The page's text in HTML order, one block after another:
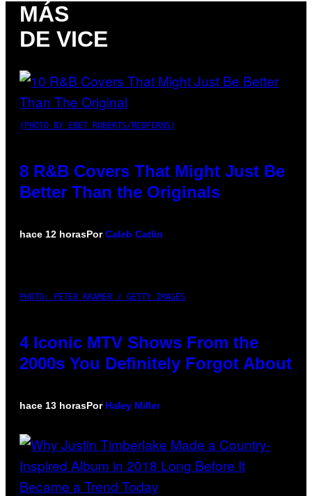
MÁS
DE VICE
(PHOTO BY EBET ROBERTS/REDFERNS)
8 R&B Covers That Might Just Be
Better Than the Originals
hace 12 horasPorCaleb Catlin
PHOTO: PETER KRAMER / GETTY IMAGES
4 Iconic MTV Shows From the
2000s You Definitely Forgot About
hace 13 horasPor Haley Miller